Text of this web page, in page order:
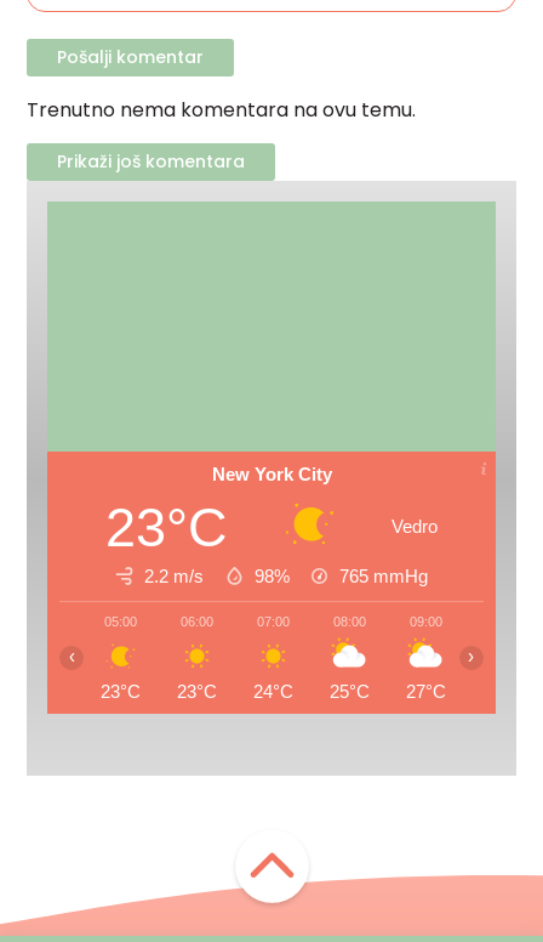
Trenutno nema komentara na ovu temu.
Prikaži još komentara
New York City
23°C Vedro
2.2 m/s 98% 765 mmHg
05:00
23°C
06:00
23°C
07:00
24°C
08:00
25°C
09:00
27°C
‹ ›